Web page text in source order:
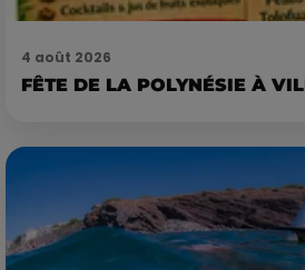
4 août 2026
FÊTE DE LA POLYNÉSIE À